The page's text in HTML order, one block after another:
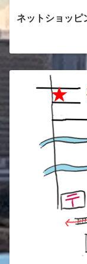
ネットショッピ